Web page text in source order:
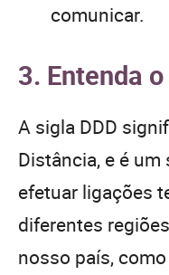
comunicar.
3. Entenda
A sigla DDD
Distância, e é
efetuar ligações
diferentes
nosso país, como